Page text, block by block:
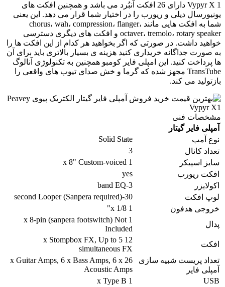
Vypyr X 1 دارای 26 افکت آنبُرد می باشد و همچنین افکت های
یونیورسال دیلی و ریورب را در اختیار شما قرار می دهد. این یعنی
شما به افکت هایی مانند chorus، wah، compression، flanger،
octaver، tremolo، rotary speaker و افکت های دیگری دسترسی
خواهید داشت. در صورتی که اگر بخواهید هر کدام از این افکت ها را
به صورت جداگانه خریداری کنید هزینه ی بسیار بالاتری باید برای آن
ها پرداخت کنید. این امپلی فایر کومبو همچنین به تکنولوژی آنالوگ
TransTube مجهز شده که گرما و خش صدای تیوب های واقعی را
بازتولید می کند.
مشخصات فنی
آمپلی فایر گیتار
نوع آمپ
Solid State
تعداد کانال
3
سایز اسپیکر
1 x 8" Custom-voiced
افکت ریورب
yes
اکولایزر
3-band EQ
لوپ افکت
30-second Looper (Sanpera required)
خروجی هدفون
1 x 1/8"
پدال
1 x 8-pin (sanpera footswitch) Not
Included
افکت
12 x Stompbox FX, Up to 5
simultaneous FX
تعداد پریست شبیه سازی
آمپلی فایر
26 x Guitar Amps, 6 x Bass Amps, 6 x
Acoustic Amps
USB
1 x Type B